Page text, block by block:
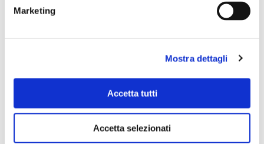
Marketing
Mostra dettagli
Accetta tutti
Accetta selezionati
Con ARGILLA BIANCA e CAMOMILLA Antica Di